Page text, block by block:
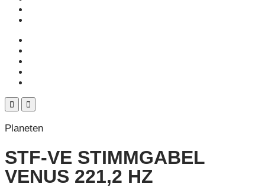
Planeten
STF-VE STIMMGABEL
VENUS 221,2 HZ